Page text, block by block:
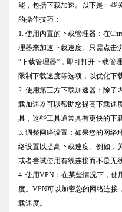
能，包括下载加速。以下是一些
的操作技巧：
1. 使用内置的下载管理器：在
理器来加速下载速度。只需点击
“下载管理器”，即可打开下载管
限制下载速度等选项，以优化下
2. 使用第三方下载加速器：除了
载加速器可以帮助您提高下载速
具，这些工具通常具有更快的下
3. 调整网络设置：如果您的网络
络设置以提高下载速度。例如，
或者尝试使用有线连接而不是无
4. 使用VPN：在某些情况下，使
度。VPN可以加密您的网络连接
载速度。